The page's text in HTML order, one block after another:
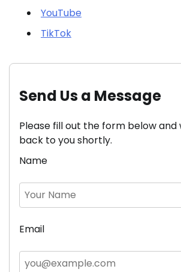
YouTube
TikTok
Send Us a Message
Please fill out the form below and
back to you shortly.
Name
Email